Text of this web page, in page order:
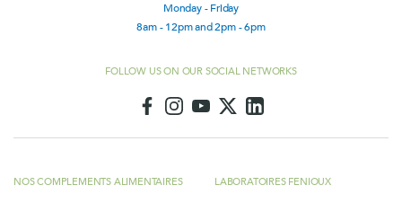
Monday - Friday
8am - 12pm and 2pm - 6pm
FOLLOW US ON OUR SOCIAL NETWORKS
NOS COMPLEMENTS ALIMENTAIRES LABORATOIRES FENIOUX